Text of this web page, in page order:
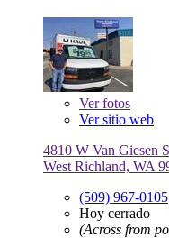
Verfotos
Ver sitio web
4810 W Van Giesen
West Richland, WA
(509) 967-0105
Hoy cerrado
(Across from